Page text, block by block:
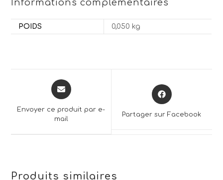
Informations complémentaires
POIDS 0,050 kg
Opens
in
new
Envoyer ce produit par e-
mail
Opens
in
Partager sur Facebook
Produits similaires